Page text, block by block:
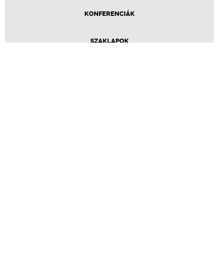
KONFERENCIÁK
SZAKLAPOK